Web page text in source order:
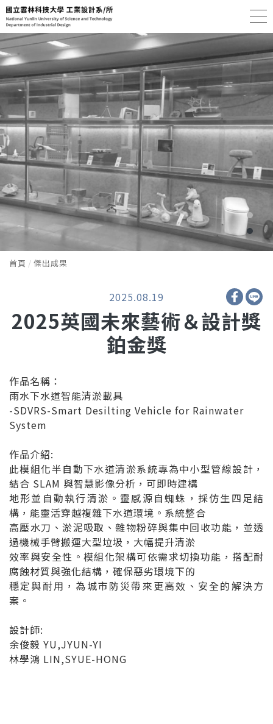
首頁 傑出成果
2025.08.19
2025英國未來藝術＆設計獎
鉑金獎
作品名稱：
雨水下水道智能清淤載具
-SDVRS-Smart Desilting Vehicle for Rainwater
System
作品介紹:
此模組化半自動下水道清淤系統專為中小型管線設計，
結合 SLAM 與智慧影像分析，可即時建構
地形並自動執行清淤。靈感源自蜘蛛，採仿生四足結
構，能靈活穿越複雜下水道環境。系統整合
高壓水刀、淤泥吸取、雜物粉碎與集中回收功能，並透
過機械手臂搬運大型垃圾，大幅提升清淤
效率與安全性。模組化架構可依需求切換功能，搭配耐
腐蝕材質與強化結構，確保惡劣環境下的
穩定與耐用，為城市防災帶來更高效、安全的解決方
案。
設計師:
余俊毅 YU,JYUN-YI
林學鴻 LIN,SYUE-HONG